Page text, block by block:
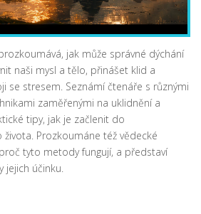
jak může správné dýchání
naši mysl a tělo, přinášet klid a
se stresem. Seznámí čtenáře s různými
zaměřenými na uklidnění a
tipy, jak je začlenit do
života. Prozkoumáne též vědecké
tyto metody fungují, a představí
jejich účinku.